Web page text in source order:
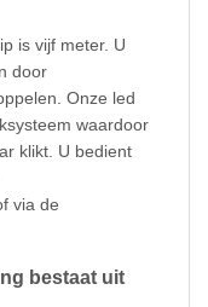
is vijf meter. U
door
Onze led
waardoor
klikt. U bedient
via de
bestaat uit